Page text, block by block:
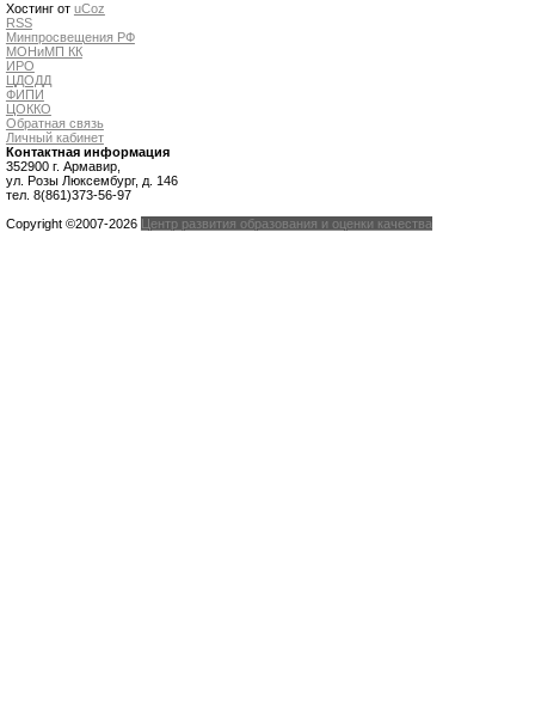
Хостинг от uCoz
RSS
Минпросвещения РФ
МОНиМП КК
ИРО
ЦДОДД
ФИПИ
ЦОККО
Обратная связь
Личный кабинет
Контактная информация
352900 г. Армавир,
ул. Розы Люксембург, д. 146
тел. 8(861)373-56-97
Copyright ©2007-2026 Центр развития образования и оценки качества